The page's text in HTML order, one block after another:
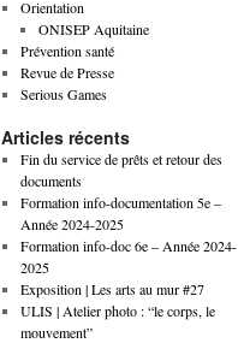
Orientation
ONISEP Aquitaine
Prévention santé
Revue de Presse
Serious Games
Articles récents
Fin du service de prêts et retour des
documents
Formation info-documentation 5e –
Année 2024-2025
Formation info-doc 6e – Année 2024-
2025
Exposition | Les arts au mur #27
ULIS | Atelier photo : “le corps, le
mouvement”